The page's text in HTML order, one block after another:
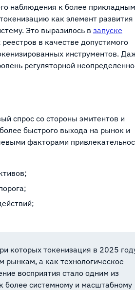
наблюдения к более прикладным
как элемент развития
Это выразилось в запуске
в качестве допустимого
инструментов.
регуляторной
спрос со стороны эмитентов и
быстрого выхода на рынок и
факторами
которых токенизация в 2025
рынкам, а как технологическое
восприятия стало одним из
более системному и масштабному